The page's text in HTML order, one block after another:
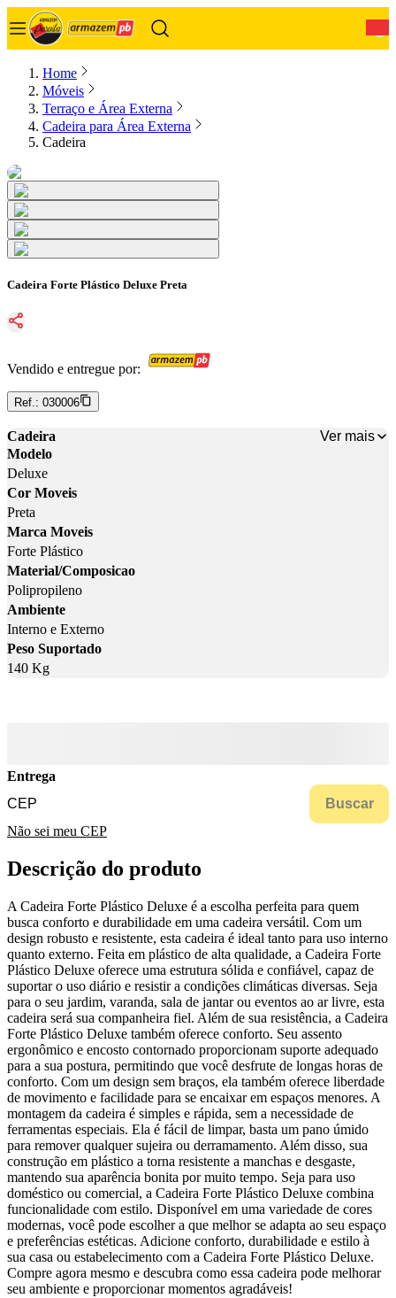
Home
Móveis
Terraço e Área Externa
Cadeira para Área Externa
Cadeira
Cadeira Forte Plástico Deluxe Preta
Vendido e entregue por:
Ref.: 030006
Cadeira
Ver mais
Modelo
Deluxe
Cor Moveis
Preta
Marca Moveis
Forte Plástico
Material/Composicao
Polipropileno
Ambiente
Interno e Externo
Peso Suportado
140 Kg
Entrega
Buscar
Não sei meu CEP
Descrição do produto
A Cadeira Forte Plástico Deluxe é a escolha perfeita para quem
busca conforto e durabilidade em uma cadeira versátil. Com um
design robusto e resistente, esta cadeira é ideal tanto para uso interno
quanto externo. Feita em plástico de alta qualidade, a Cadeira Forte
Plástico Deluxe oferece uma estrutura sólida e confiável, capaz de
suportar o uso diário e resistir a condições climáticas diversas. Seja
para o seu jardim, varanda, sala de jantar ou eventos ao ar livre, esta
cadeira será sua companheira fiel. Além de sua resistência, a Cadeira
Forte Plástico Deluxe também oferece conforto. Seu assento
ergonômico e encosto contornado proporcionam suporte adequado
para a sua postura, permitindo que você desfrute de longas horas de
conforto. Com um design sem braços, ela também oferece liberdade
de movimento e facilidade para se encaixar em espaços menores. A
montagem da cadeira é simples e rápida, sem a necessidade de
ferramentas especiais. Ela é fácil de limpar, basta um pano úmido
para remover qualquer sujeira ou derramamento. Além disso, sua
construção em plástico a torna resistente a manchas e desgaste,
mantendo sua aparência bonita por muito tempo. Seja para uso
doméstico ou comercial, a Cadeira Forte Plástico Deluxe combina
funcionalidade com estilo. Disponível em uma variedade de cores
modernas, você pode escolher a que melhor se adapta ao seu espaço
e preferências estéticas. Adicione conforto, durabilidade e estilo à
sua casa ou estabelecimento com a Cadeira Forte Plástico Deluxe.
Compre agora mesmo e descubra como essa cadeira pode melhorar
seu ambiente e proporcionar momentos agradáveis!